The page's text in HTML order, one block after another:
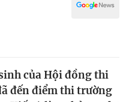
của Hội đồng thi
đến điểm thi trường